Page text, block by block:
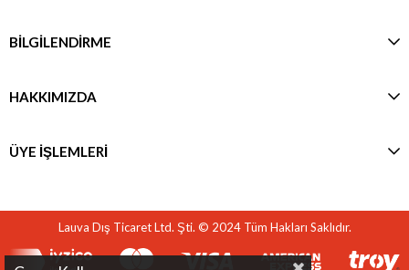
BİLGİLENDİRME
HAKKIMIZDA
ÜYE İŞLEMLERİ
Lauva Dış Ticaret Ltd. Şti. © 2024 Tüm Hakları Saklıdır.